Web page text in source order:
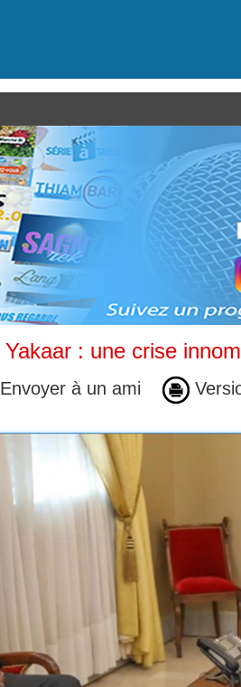
: une crise
Envoyer à un ami